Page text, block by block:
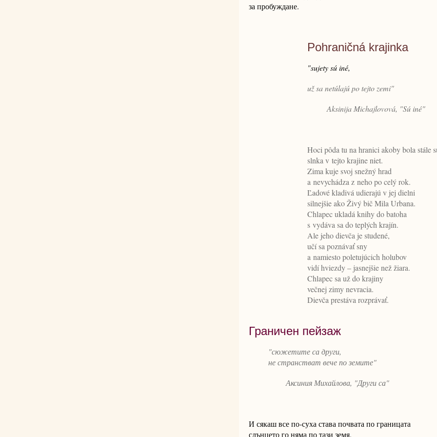
за пробуждане.
Pohraničná krajinka
"sujety sú iné,
už sa netúlajú po tejto zemi"
Aksinija Michajlovová, "Sú iné"
Hoci pôda tu na hranici akoby bola stále
slnka v tejto krajine niet.
Zima kuje svoj snežný hrad
a nevychádza z neho po celý rok.
Ľadové kladivá udierajú v jej dielni
silnejšie ako Živý bič Mila Urbana.
Chlapec ukladá knihy do batoha
s vydáva sa do teplých krajín.
Ale jeho dievča je studené,
učí sa poznávať sny
a namiesto poletujúcich holubov
vidí hviezdy – jasnejšie než žiara.
Chlapec sa už do krajiny
večnej zimy nevracia.
Dievča prestáva rozprávať.
Граничен пейзаж
"сюжетите са други,
не странстват вече по земите"
Аксиния Михайлова, "Други са"
И сякаш все по-суха става почвата по границата
слънцето го няма по тази земя.